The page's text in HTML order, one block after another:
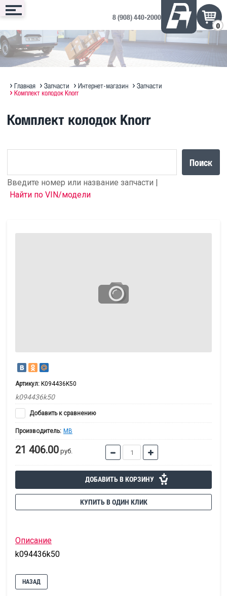
Сервис
Запись онлайн
Техническое обслуживание
Программирование блоков MAN
Кузовной ремонт
Запчасти
Интернет-магазин
Оригинальное масло MAN
Техника
Техника в продаже на ДРОМ ↗
Полезная информация по SITRAK
Доп. оборудование
Дополнительное оборудование
Контакты
Запись на сервис
Отзывы и предложения
8 (908) 440-2000
0
Главная Запчасти Интернет-магазин
Запчасти
Комплект колодок Knorr
Комплект колодок Knorr
Поиск
Введите номер или название запчасти |
Найти по VIN/модели
Артикул: K094436K50
k094436k50
Добавить к сравнению
Производитель: MB
21 406.00 руб.
ДОБАВИТЬ В КОРЗИНУ
КУПИТЬ В ОДИН КЛИК
Описание
k094436k50
НАЗАД